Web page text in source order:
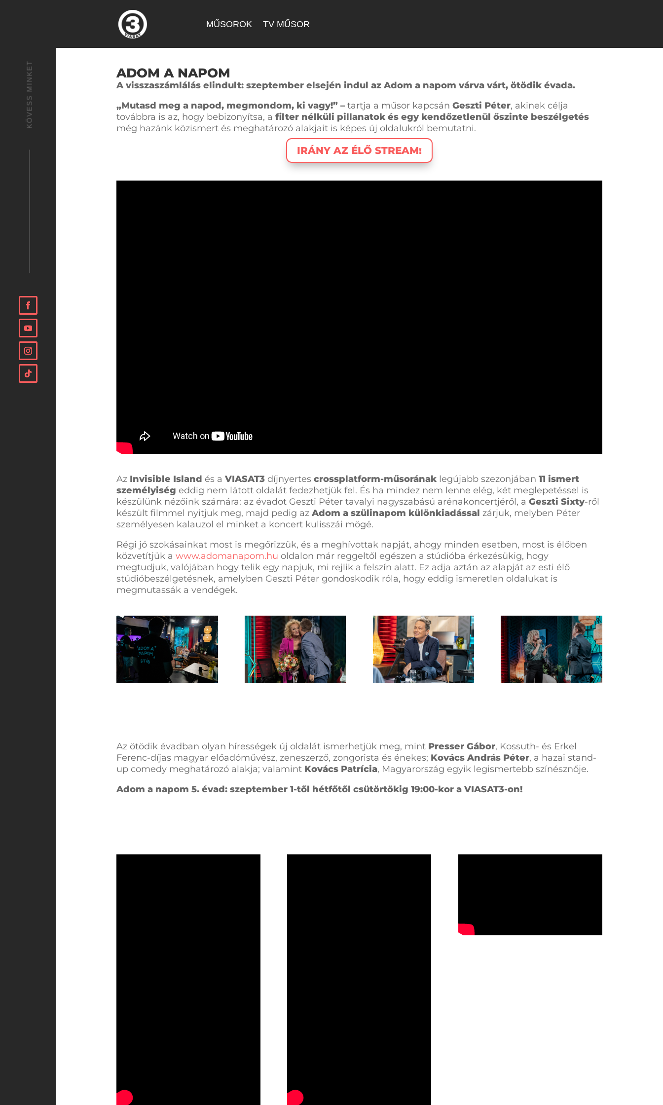
KÖVESS MINKET
MŰSOROK TV MŰSOR
ADOM A NAPOM
A visszaszámlálás elindult: szeptember elsején indul azAdom a napom várva várt,ötödik évada.
„Mutasd meg a napod, megmondom, ki vagy!” – tartja a műsor kapcsánGeszti Péter, akinek célja
továbbra is az, hogy bebizonyítsa, afilter nélküli pillanatok és egy kendőzetlenül őszinte beszélgetés
még hazánk közismert és meghatározó alakjait is képes új oldalukról bemutatni.
IRÁNY AZ ÉLŐ STREAM!
Az Invisible Island és aVIASAT3 díjnyertescrossplatform-műsorának legújabb szezonjában11 ismert
személyiség eddig nem látott oldalát fedezhetjük fel. És ha mindez nem lenne elég, két meglepetéssel is
készülünk nézőink számára: az évadot Geszti Péter tavalyi nagyszabású arénakoncertjéről, aGeszti Sixty-ről
készült filmmel nyitjuk meg, majd pedig azAdom a szülinapom különkiadással zárjuk, melyben Péter
személyesen kalauzol el minket a koncert kulisszái mögé.
Régi jó szokásainkat most is megőrizzük, és a meghívottak napját, ahogy minden esetben, most is élőben
közvetítjük awww.adomanapom.hu oldalon már reggeltől egészen a stúdióba érkezésükig, hogy
megtudjuk, valójában hogy telik egy napjuk, mi rejlik a felszín alatt. Ez adja aztán az alapját az esti élő
stúdióbeszélgetésnek, amelyben Geszti Péter gondoskodik róla, hogy eddig ismeretlen oldalukat is
megmutassák a vendégek.
Az ötödik évadban olyan hírességek új oldalát ismerhetjük meg, mint Presser Gábor, Kossuth- és Erkel
Ferenc-díjas magyar előadóművész, zeneszerző, zongorista és énekes; Kovács András Péter, a hazai stand-
up comedy meghatározó alakja; valamint Kovács Patrícia, Magyarország egyik legismertebb színésznője.
Adom a napom 5. évad: szeptember 1-től hétfőtől csütörtökig 19:00-kor a VIASAT3-on!